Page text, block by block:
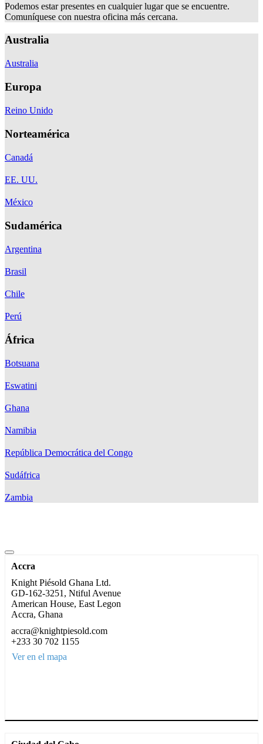
Podemos estar presentes en cualquier lugar que se encuentre.
Comuníquese con nuestra oficina más cercana.
Australia
Australia
Europa
Reino Unido
Norteamérica
Canadá
EE. UU.
México
Sudamérica
Argentina
Brasil
Chile
Perú
África
Botsuana
Eswatini
Ghana
Namibia
República Democrática del Congo
Sudáfrica
Zambia
Accra
Knight Piésold Ghana Ltd.
GD-162-3251, Ntiful Avenue
American House, East Legon
Accra, Ghana
accra@knightpiesold.com
+233 30 702 1155
Ver en el mapa